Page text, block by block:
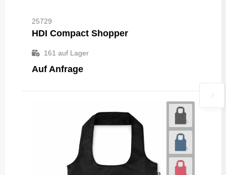
25729
HDI Compact Shopper
161 auf Lager
Auf Anfrage